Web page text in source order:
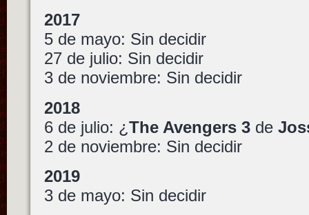
2017
5 de mayo: Sin decidir
27 de julio: Sin decidir
3 de noviembre: Sin decidir
2018
6 de julio: ¿ The Avengers 3de
2 de noviembre: Sin decidir
2019
3 de mayo: Sin decidir